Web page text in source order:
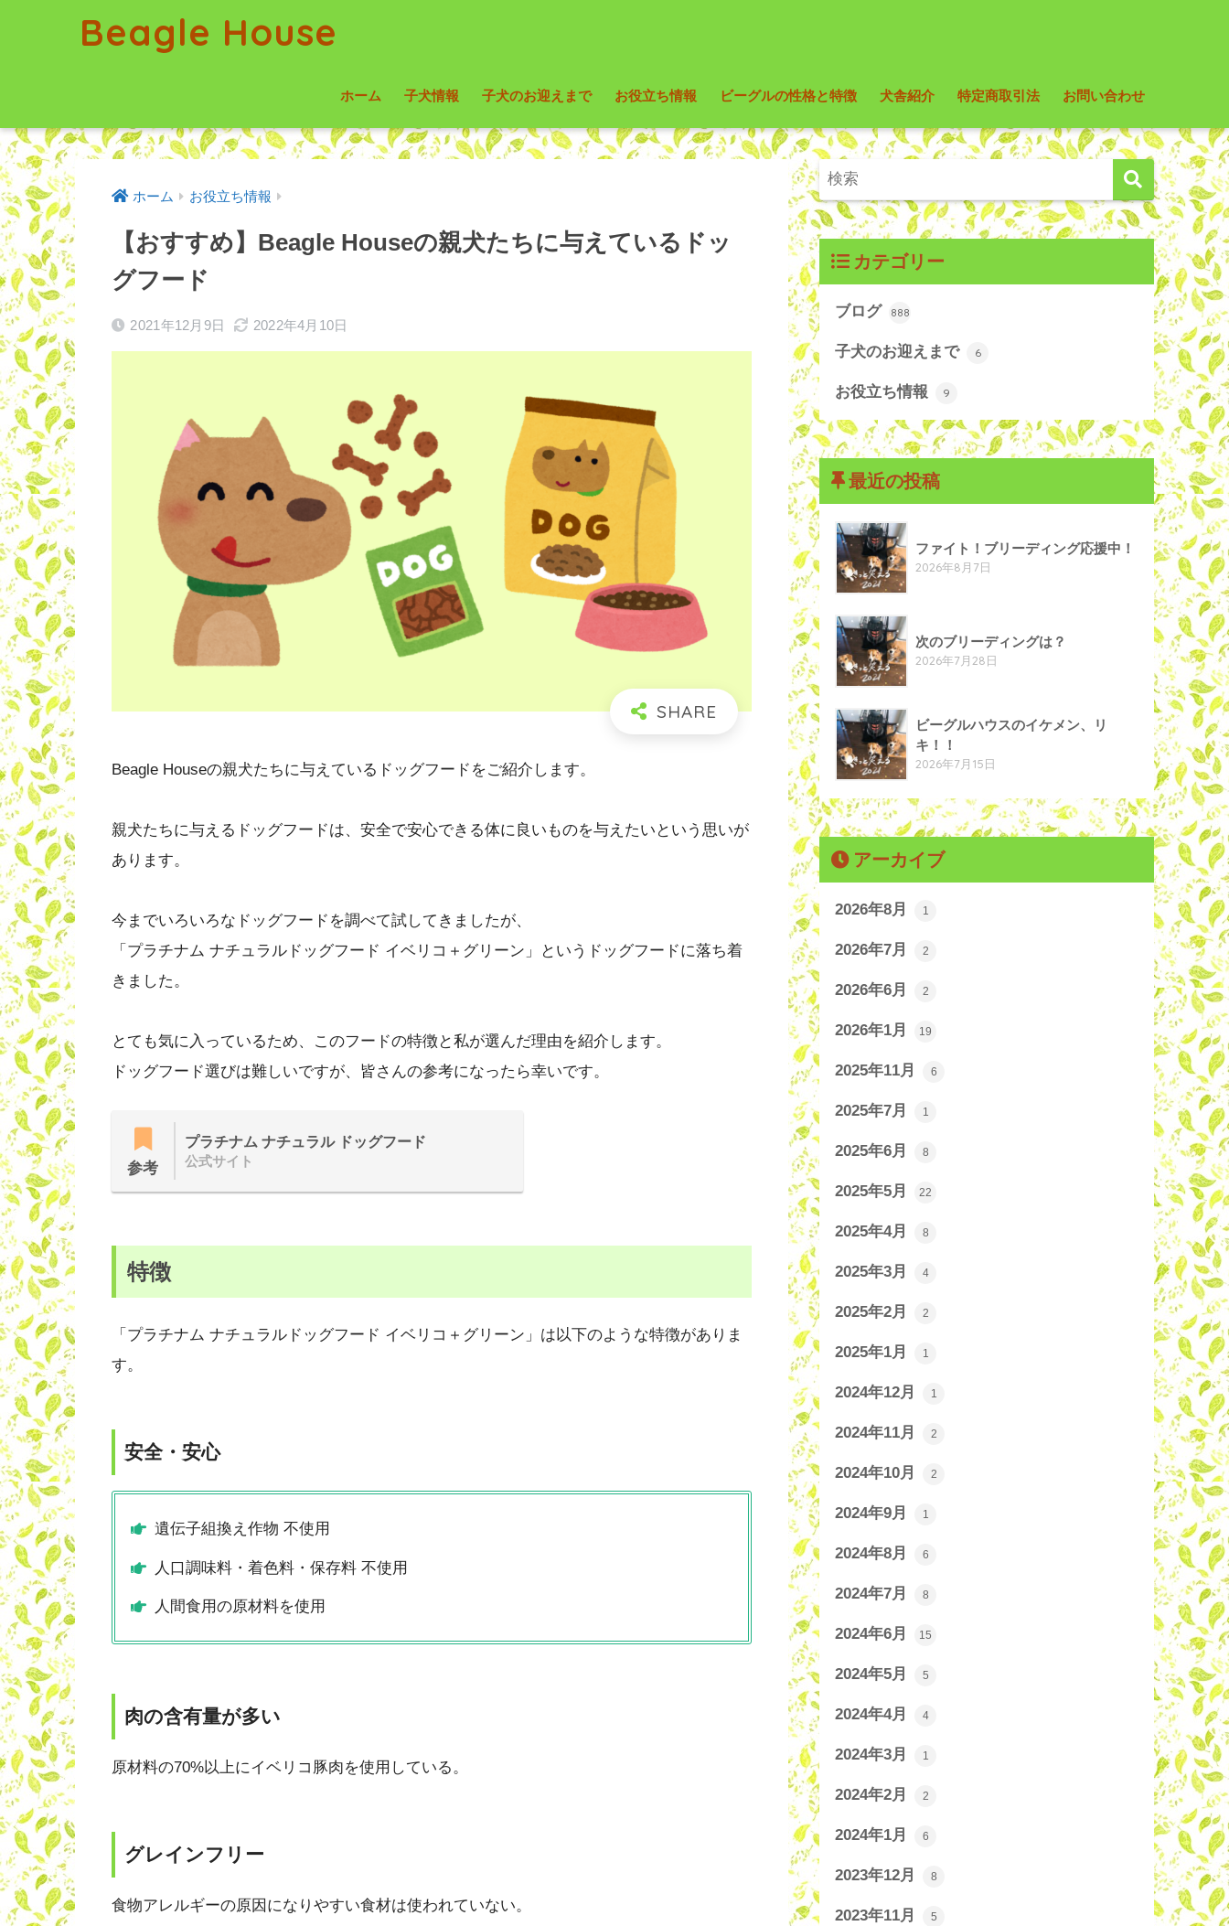
Beagle House
ホーム 子犬情報 子犬のお迎えまで お役立ち情報 ビーグルの性格と特徴 犬舎紹介 特定商取引法 お問い合わせ
ホーム お役立ち情報
【おすすめ】Beagle Houseの親犬たちに与えているドッ
グフード
2021年12月9日 2022年4月10日
Beagle Houseの親犬たちに与えているドッグフードをご紹介します。
親犬たちに与えるドッグフードは、安全で安心できる体に良いものを与えたいという思いが
あります。
今までいろいろなドッグフードを調べて試してきましたが、
「プラチナム ナチュラルドッグフード イベリコ＋グリーン」というドッグフードに落ち着
きました。
とても気に入っているため、このフードの特徴と私が選んだ理由を紹介します。
ドッグフード選びは難しいですが、皆さんの参考になったら幸いです。
参考
プラチナム ナチュラル ドッグフード
公式サイト
特徴
「プラチナム ナチュラルドッグフード イベリコ＋グリーン」は以下のような特徴がありま
す。
安全・安心
遺伝子組換え作物 不使用
人口調味料・着色料・保存料 不使用
人間食用の原材料を使用
肉の含有量が多い
原材料の70%以上にイベリコ豚肉を使用している。
グレインフリー
食物アレルギーの原因になりやすい食材は使われていない。
カテゴリー
ブログ 888
子犬のお迎えまで 6
お役立ち情報 9
最近の投稿
ファイト！ブリーディング応援中！
2026年8月7日
次のブリーディングは？
2026年7月28日
ビーグルハウスのイケメン、リ
キ！！
2026年7月15日
アーカイブ
2026年8月 1
2026年7月 2
2026年6月 2
2026年1月 19
2025年11月 6
2025年7月 1
2025年6月 8
2025年5月 22
2025年4月 8
2025年3月 4
2025年2月 2
2025年1月 1
2024年12月 1
2024年11月 2
2024年10月 2
2024年9月 1
2024年8月 6
2024年7月 8
2024年6月 15
2024年5月 5
2024年4月 4
2024年3月 1
2024年2月 2
2024年1月 6
2023年12月 8
2023年11月 5